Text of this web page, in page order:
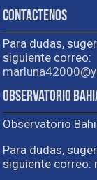
Contactenos
Para dudas,
siguiente correo:
Observatorio
Observatorio
Para dudas,
siguiente correo: